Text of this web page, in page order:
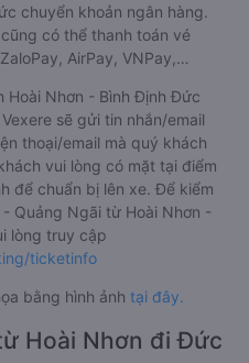
chuyển khoản ngân hàng.
có thể thanh toán vé
AirPay, VNPay,…
Hoài Nhơn - Bình Định Đức
sẽ gửi tin nhắn/email
thoại/email mà quý khách
vui lòng có mặt tại điểm
để chuẩn bị lên xe. Để kiểm
Quảng Ngãi từ Hoài Nhơn -
lòng truy cập
ticketinfo
bằng hình ảnh tại đây.
Hoài Nhơn đi Đức